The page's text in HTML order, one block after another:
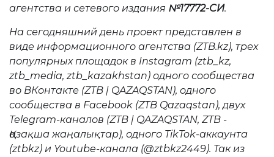
агентства и сетевого издания №17772-СИ.
На сегодняшний день проект представлен в
виде информационного агентства (ZTB.kz), трех
популярных площадок в Instagram (ztb_kz,
ztb_media, ztb_kazakhstan) одного сообщества
во ВКонтакте (ZTB | QAZAQSTAN), одного
сообщества в Facebook (ZTB Qazaqstan), двух
Telegram-каналов (ZTB | QAZAQSTAN, ZTB -
Қазақша жаңалықтар), одного TikTok-аккаунта
(ztbkz) и Youtube-канала (@ztbkz2449). Так из